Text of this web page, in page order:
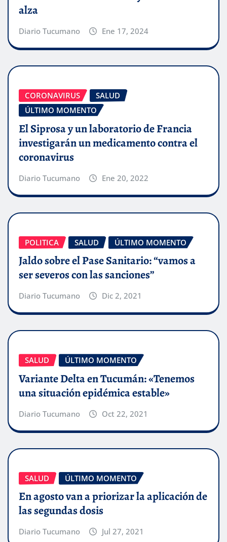
alza
Diario Tucumano Ene 17, 2024
CORONAVIRUS
SALUD
ÚLTIMO MOMENTO
El Siprosa y un laboratorio de Francia
investigarán un medicamento contra el
coronavirus
Diario Tucumano Ene 20, 2022
POLITICA SALUD ÚLTIMO MOMENTO
Jaldo sobre el Pase Sanitario: “vamos a
ser severos con las sanciones”
Diario Tucumano Dic 2, 2021
SALUD ÚLTIMO MOMENTO
Variante Delta en Tucumán: «Tenemos
una situación epidémica estable»
Diario Tucumano Oct 22, 2021
SALUD ÚLTIMO MOMENTO
En agosto van a priorizar la aplicación de
las segundas dosis
Diario Tucumano Jul 27, 2021